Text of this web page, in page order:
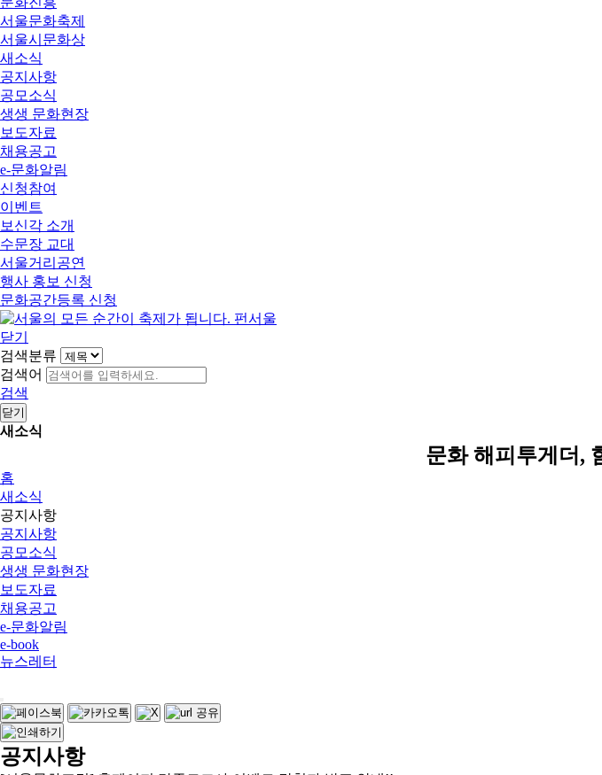
서울문화축제
서울시문화상
새소식
공지사항
공모소식
생생 문화현장
보도자료
채용공고
e-문화알림
신청참여
이벤트
보신각 소개
수문장 교대
서울거리공연
행사 홍보 신청
문화공간등록 신청
닫기
검색분류
검색어
검색
닫기
새소식
문화 해피투게더,
홈
새소식
공지사항
공지사항
공모소식
생생 문화현장
보도자료
채용공고
e-문화알림
e-book
뉴스레터
공지사항